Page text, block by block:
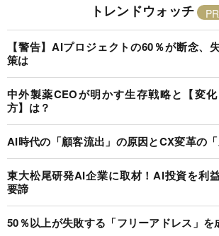
トレンドウォッチ
【警告】AIプロジェクトの60％が断念、
策は
中外製薬CEOが明かす生存戦略と【変
方】は？
AI時代の「顧客流出」の原因とCX変革の「
東大松尾研発AI企業に取材！AI投資を利
要諦
50％以上が失敗する「フリーアドレス」を